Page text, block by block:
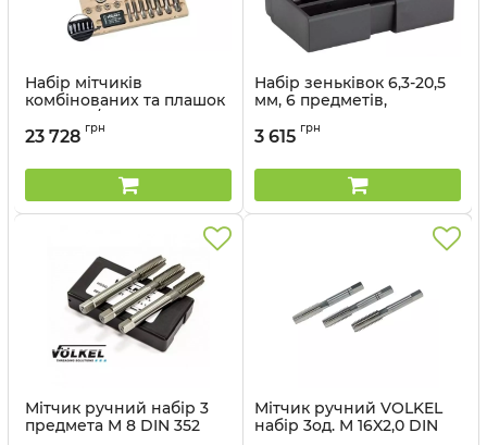
Набір мітчиків
комбінованих та плашок
G (BSP) 1/8-1“, 12
предметів, дерев'яний
Артикул: 48628_vl
23 728 грн
Набір зеньківок 6,3-20,5
мм, 6 предметів,
Артикул:
3 615 грн
Мітчик ручний набір 3
предмета M 8 DIN 352
Мітчик ручний VOLKEL
набір 3од. M 16X2,0 DIN